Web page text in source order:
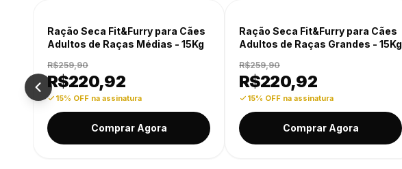
-15% OFF
Ração Seca Fit&Furry para Cães
Adultos de Raças Médias - 15Kg
R$259,90
R$220,92
15% OFF na assinatura
Comprar Agora
-15% OFF
Ração Seca Fit&Furry para Cães
Adultos de Raças Grandes - 15Kg
R$259,90
R$220,92
15% OFF na assinatura
Comprar Agora